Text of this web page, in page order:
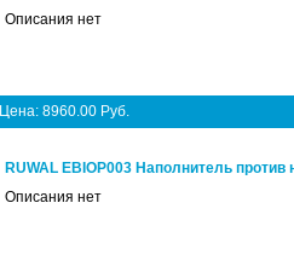
Описания нет
Цена: 8960.00 Руб.
RUWAL EBIOP003 Наполнитель
Описания нет